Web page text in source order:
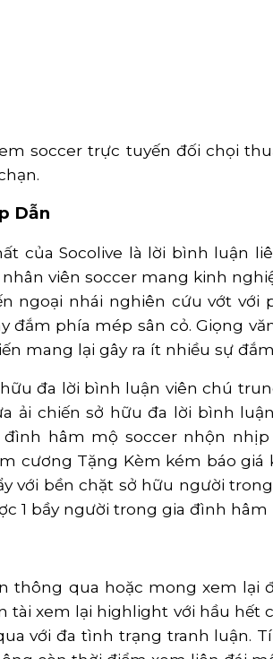
soccer trực tuyến đối chọi
Dẫn
Socolive là lời bình luận
viên soccer mang kinh
ngoại nhái nghiên cứu vớt
đắm phía mép sân cỏ. Giọng
mang lại gây ra ít nhiều sự
đa lời bình luận viên chú
ải chiến sở hữu đa lời bình
hâm mộ soccer nhộn
cương Tặng Kèm kém báo
với bền chặt sở hữu người
1 bầy người trong gia đình
thông qua hoặc mong xem lại
tài xem lại highlight với hầu hết
với đa tình trạng tranh luận.